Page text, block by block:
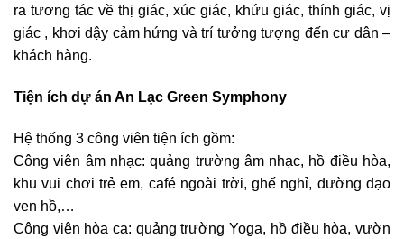
ra tương tác về thị giác, xúc giác, khứu giác, thính giác, vị
giác , khơi dậy cảm hứng và trí tưởng tượng đến cư dân –
khách hàng.
Tiện ích dự án An Lạc Green Symphony
Hệ thống 3 công viên tiện ích gồm:
Công viên âm nhạc: quảng trường âm nhạc, hồ điều hòa,
khu vui chơi trẻ em, café ngoài trời, ghế nghỉ, đường dạo
ven hồ,…
Công viên hòa ca: quảng trường Yoga, hồ điều hòa, vườn